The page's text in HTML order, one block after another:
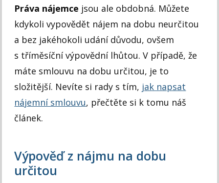
Práva nájemce jsou ale obdobná. Můžete
kdykoli vypovědět nájem na dobu neurčitou
a bez jakéhokoli udání důvodu, ovšem
s tříměsíční výpovědní lhůtou. V případě, že
máte smlouvu na dobu určitou, je to
složitější. Nevíte si rady s tím, jak napsat
nájemní smlouvu, přečtěte si k tomu náš
článek.
Výpověď z nájmu na dobu
určitou